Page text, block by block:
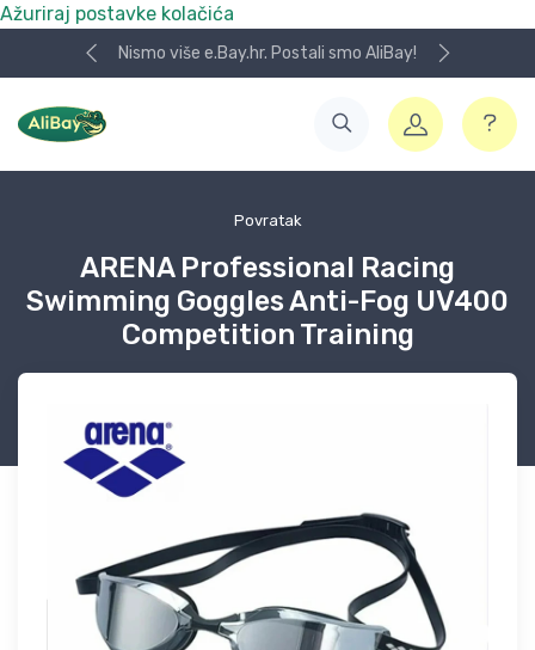
Ažuriraj postavke kolačića
Nismo više e.Bay.hr. Postali smo AliBay!
Povratak
ARENA Professional Racing
Swimming Goggles Anti-Fog UV400
Competition Training